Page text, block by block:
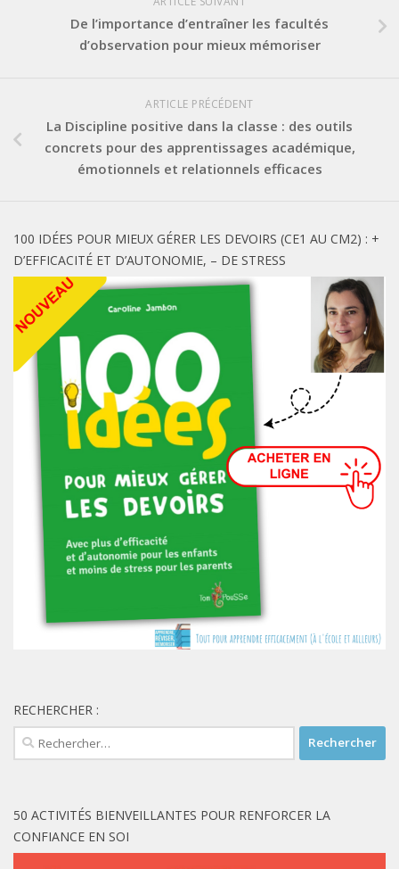
De l’importance d’entraîner les facultés
d’observation pour mieux mémoriser
ARTICLE PRÉCÉDENT
La Discipline positive dans la classe : des outils
concrets pour des apprentissages académique,
émotionnels et relationnels efficaces
100 IDÉES POUR MIEUX GÉRER LES DEVOIRS (CE1 AU CM2) : +
D’EFFICACITÉ ET D’AUTONOMIE, – DE STRESS
RECHERCHER :
Rechercher :
50 ACTIVITÉS BIENVEILLANTES POUR RENFORCER LA
CONFIANCE EN SOI